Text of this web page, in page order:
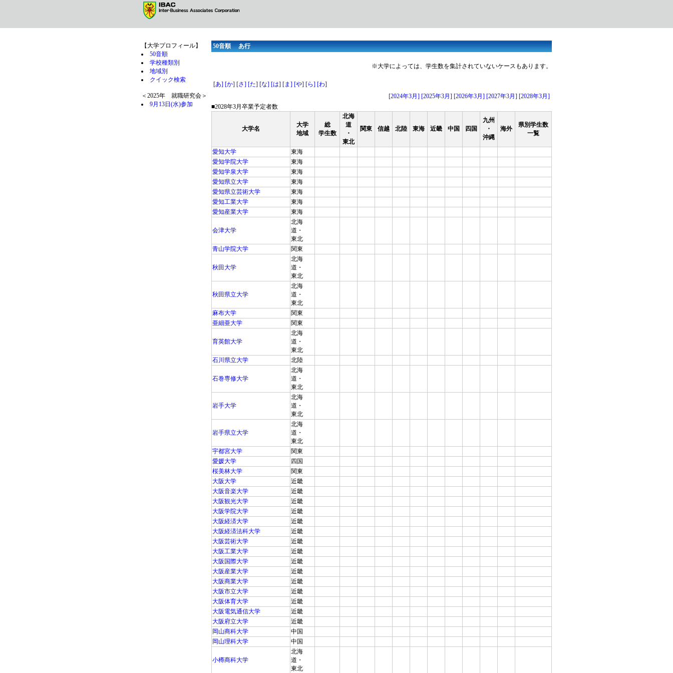
【大学プロフィール】
50音順
学校種類別
地域別
クイック検索
＜2025年 就職研究会＞
9月13日(水)参加
50音順 あ行
※大学によっては、学生数を集計されていないケースもあります。
[あ] [か] [さ] [た] [な] [は] [ま] [や] [ら] [わ]
[2024年3月] [2025年3月] [2026年3月] [2027年3月] [2028年3月]
■2028年3月卒業予定者数
大学名
大学
地域
総
学生数
北海
道
・
東北
関東 信越 北陸 東海 近畿 中国 四国
九州
・
沖縄
海外
県別学生数
一覧
愛知大学
東海
愛知学院大学
東海
愛知学泉大学
東海
愛知県立大学
東海
愛知県立芸術大学
東海
愛知工業大学
東海
愛知産業大学
東海
会津大学
北海
道・
東北
青山学院大学
関東
秋田大学
北海
道・
東北
秋田県立大学
北海
道・
東北
麻布大学
関東
亜細亜大学
関東
育英館大学
北海
道・
東北
石川県立大学
北陸
石巻専修大学
北海
道・
東北
岩手大学
北海
道・
東北
岩手県立大学
北海
道・
東北
宇都宮大学
関東
愛媛大学
四国
桜美林大学
関東
大阪大学
近畿
大阪音楽大学
近畿
大阪観光大学
近畿
大阪学院大学
近畿
大阪経済大学
近畿
大阪経済法科大学
近畿
大阪芸術大学
近畿
大阪工業大学
近畿
大阪国際大学
近畿
大阪産業大学
近畿
大阪商業大学
近畿
大阪市立大学
近畿
大阪体育大学
近畿
大阪電気通信大学
近畿
大阪府立大学
近畿
岡山商科大学
中国
岡山理科大学
中国
小樽商科大学
北海
道・
東北